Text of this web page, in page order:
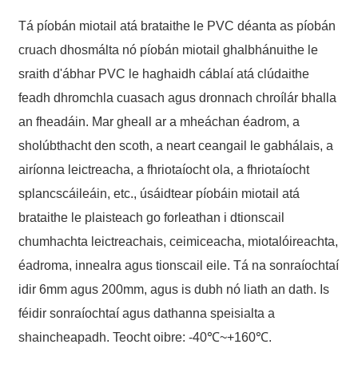
Tá píobán miotail atá brataithe le PVC déanta as píobán
cruach dhosmálta nó píobán miotail ghalbhánuithe le
sraith d'ábhar PVC le haghaidh cáblaí atá clúdaithe
feadh dhromchla cuasach agus dronnach chroílár bhalla
an fheadáin. Mar gheall ar a mheáchan éadrom, a
sholúbthacht den scoth, a neart ceangail le gabhálais, a
airíonna leictreacha, a fhriotaíocht ola, a fhriotaíocht
splancscáileáin, etc., úsáidtear píobáin miotail atá
brataithe le plaisteach go forleathan i dtionscail
chumhachta leictreachais, ceimiceacha, miotalóireachta,
éadroma, innealra agus tionscail eile. Tá na sonraíochtaí
idir 6mm agus 200mm, agus is dubh nó liath an dath. Is
féidir sonraíochtaí agus dathanna speisialta a
shaincheapadh. Teocht oibre: -40℃~+160℃.
info@hesperrubber.com
Email
Enter a Warming that does not meet the criteria!
Phone
Message